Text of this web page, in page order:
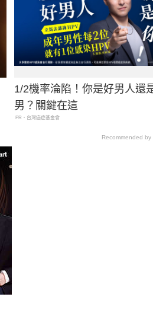
1/2機率淪陷！你是好男人還
男？關鍵在這
PR・台灣癌症基金會
Recommended by